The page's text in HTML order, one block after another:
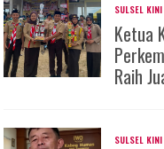
SULSEL KINI
Ketua
Raih
SULSEL KINI